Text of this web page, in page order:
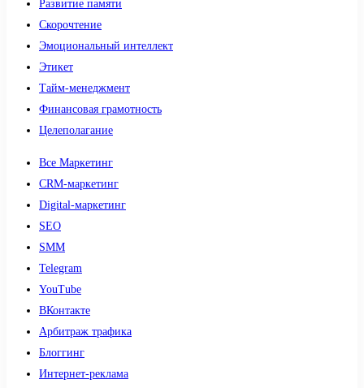
Развитие памяти
Скорочтение
Эмоциональный интеллект
Этикет
Тайм-менеджмент
Финансовая грамотность
Целеполагание
Все Маркетинг
CRM-маркетинг
Digital-маркетинг
SEO
SMM
Telegram
YouTube
ВКонтакте
Арбитраж трафика
Блоггинг
Интернет-реклама